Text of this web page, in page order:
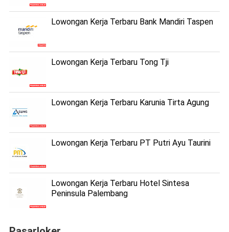
Lowongan Kerja Terbaru Bank Mandiri Taspen
Lowongan Kerja Terbaru Tong Tji
Lowongan Kerja Terbaru Karunia Tirta Agung
Lowongan Kerja Terbaru PT Putri Ayu Taurini
Lowongan Kerja Terbaru Hotel Sintesa
Peninsula Palembang